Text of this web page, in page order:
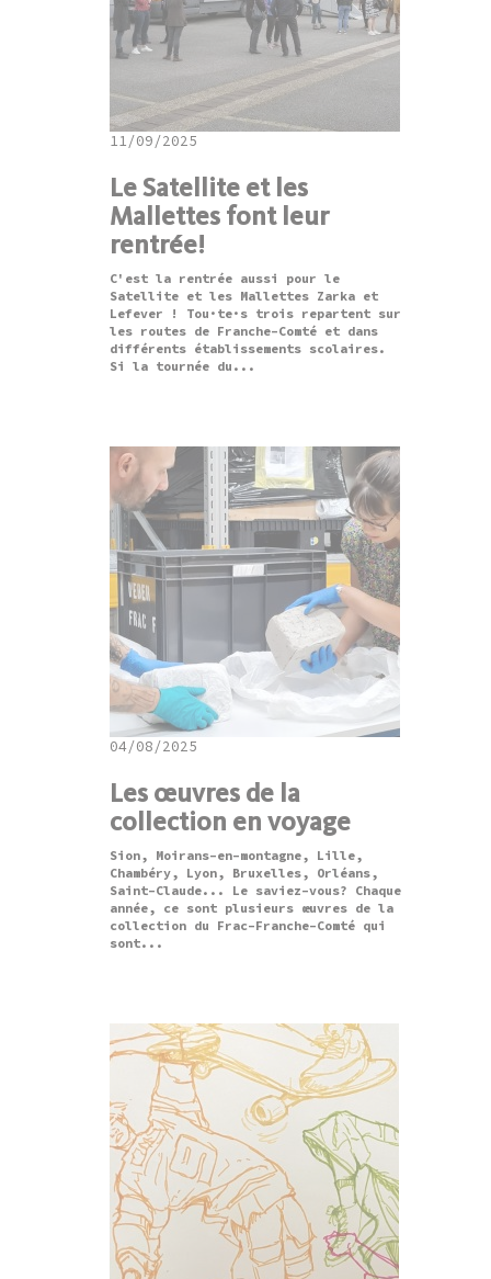
11/09/2025
Le Satellite et les
Mallettes font leur
rentrée!
C'est la rentrée aussi pour le
Satellite et les Mallettes Zarka et
Lefever ! Tou·te·s trois repartent sur
les routes de Franche-Comté et dans
différents établissements scolaires.
Si la tournée du...
04/08/2025
Les œuvres de la
collection en voyage
Sion, Moirans-en-montagne, Lille,
Chambéry, Lyon, Bruxelles, Orléans,
Saint-Claude... Le saviez-vous? Chaque
année, ce sont plusieurs œuvres de la
collection du Frac-Franche-Comté qui
sont...